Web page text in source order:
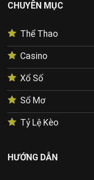
CHUYÊN MỤC
Thể Thao
Casino
Xổ Số
Sổ Mơ
Tỷ Lệ Kèo
HƯỚNG DẪN